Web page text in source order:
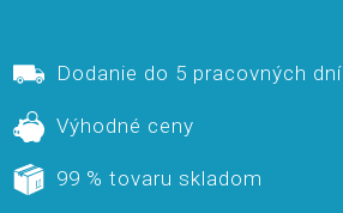
Dodanie do 5 pracovných dní
Výhodné ceny
99 % tovaru skladom